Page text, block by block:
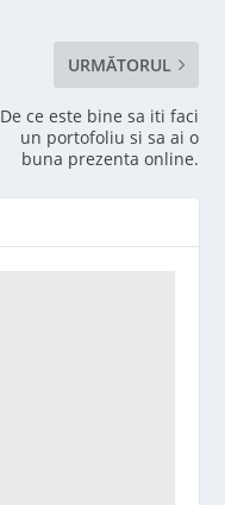
URMĂTORUL
De ce este bine sa iti faci
un portofoliu si sa ai o
buna prezenta online.